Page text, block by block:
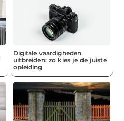
Digitale vaardigheden
uitbreiden: zo kies je de juiste
opleiding